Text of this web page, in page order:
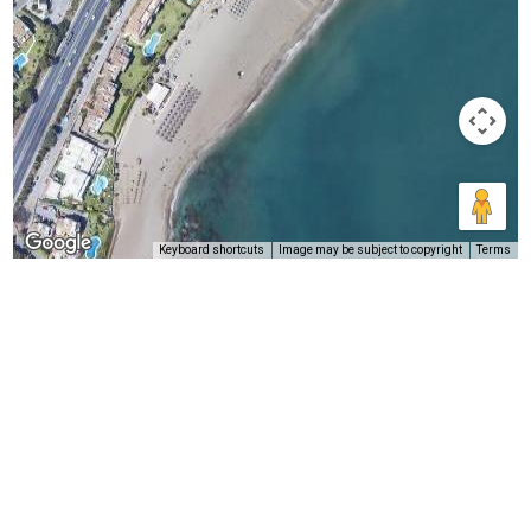
Keyboard shortcuts Image may be subject to copyright Terms